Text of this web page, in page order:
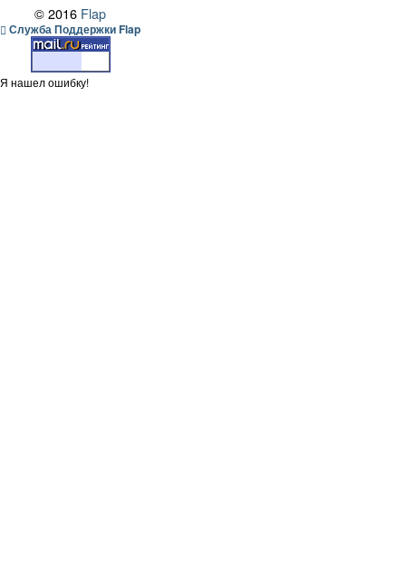
© 2016 Flap
Служба Поддержки Flap
Я нашел ошибку!